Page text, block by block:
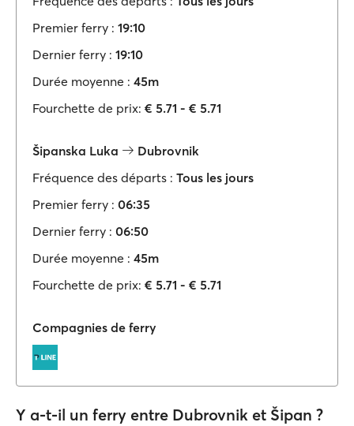
Premier ferry : 19:10
Dernier ferry : 19:10
Durée moyenne : 45m
Fourchette de prix: € 5.71 - € 5.71
Šipanska Luka
Dubrovnik
Fréquence des départs : Tous les jours
Premier ferry : 06:35
Dernier ferry : 06:50
Durée moyenne : 45m
Fourchette de prix: € 5.71 - € 5.71
Compagnies de ferry
Y a-t-il un ferry entre Dubrovnik et Šipan ?